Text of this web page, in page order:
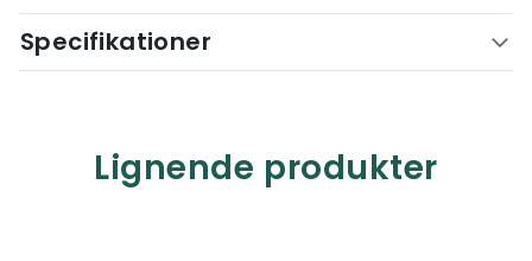
Specifikationer
Lignende produkter